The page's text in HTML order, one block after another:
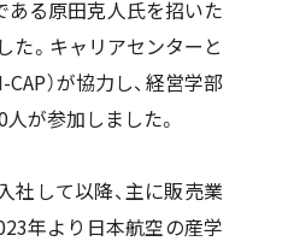
る原田克人氏を招いた
た。キャリアセンターと
CAP）が協力し、経営学部
人が参加しました。
社して以降、主に販売業
年より日本航空の産学